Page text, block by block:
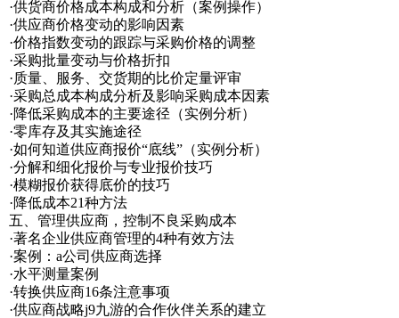
·供货商价格成本构成和分析（案例操作）
·供应商价格变动的影响因素
·价格指数变动的跟踪与采购价格的调整
·采购批量变动与价格折扣
·质量、服务、交货期的比价定量评审
·采购总成本构成分析及影响采购成本因素
·降低采购成本的主要途径（实例分析）
·零库存及其实施途径
·如何知道供应商报价“底线”（实例分析）
·分解和细化报价与专业报价技巧
·模糊报价获得底价的技巧
·降低成本21种方法
五、管理供应商，控制不良采购成本
·著名企业供应商管理的4种有效方法
·案例：a公司供应商选择
·水平测量案例
·转换供应商16条注意事项
·供应商战略j9九游的合作伙伴关系的建立